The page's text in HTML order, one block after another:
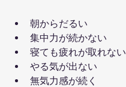
朝からだるい
集中力が続かない
寝ても疲れが取れない
やる気が出ない
無気力感が続く